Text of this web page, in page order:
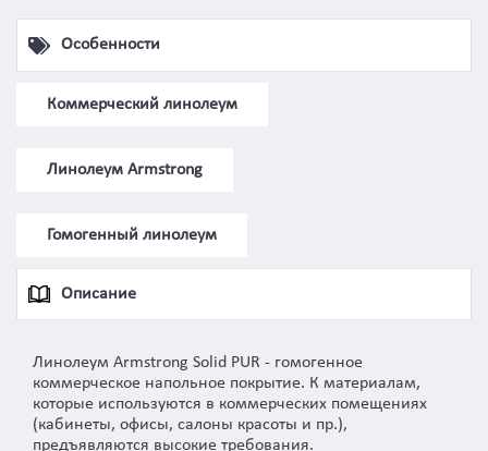
Особенности
Коммерческий линолеум
Линолеум Armstrong
Гомогенный линолеум
Описание
Линолеум Armstrong Solid PUR - гомогенное
коммерческое напольное покрытие. К материалам,
которые используются в коммерческих помещениях
(кабинеты, офисы, салоны красоты и пр.),
предъявляются высокие требования.